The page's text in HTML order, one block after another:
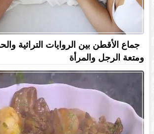
جماع الأقطن بين الروايات التراثية
ومتعة الرجل والمرأة